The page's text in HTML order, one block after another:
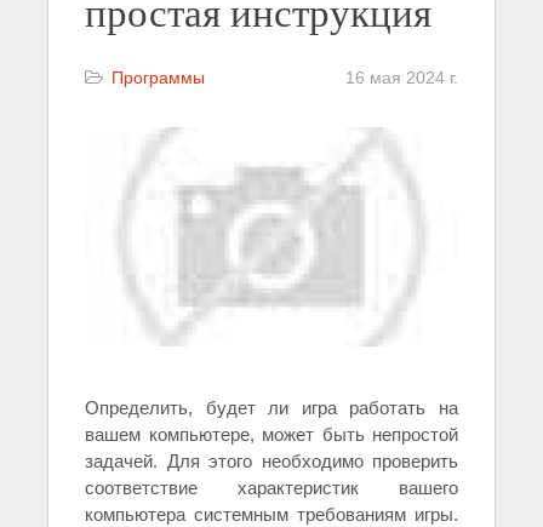
простая инструкция
Программы 16 мая 2024 г.
Определить, будет ли игра работать на
вашем компьютере, может быть непростой
задачей. Для этого необходимо проверить
соответствие характеристик вашего
компьютера системным требованиям игры.